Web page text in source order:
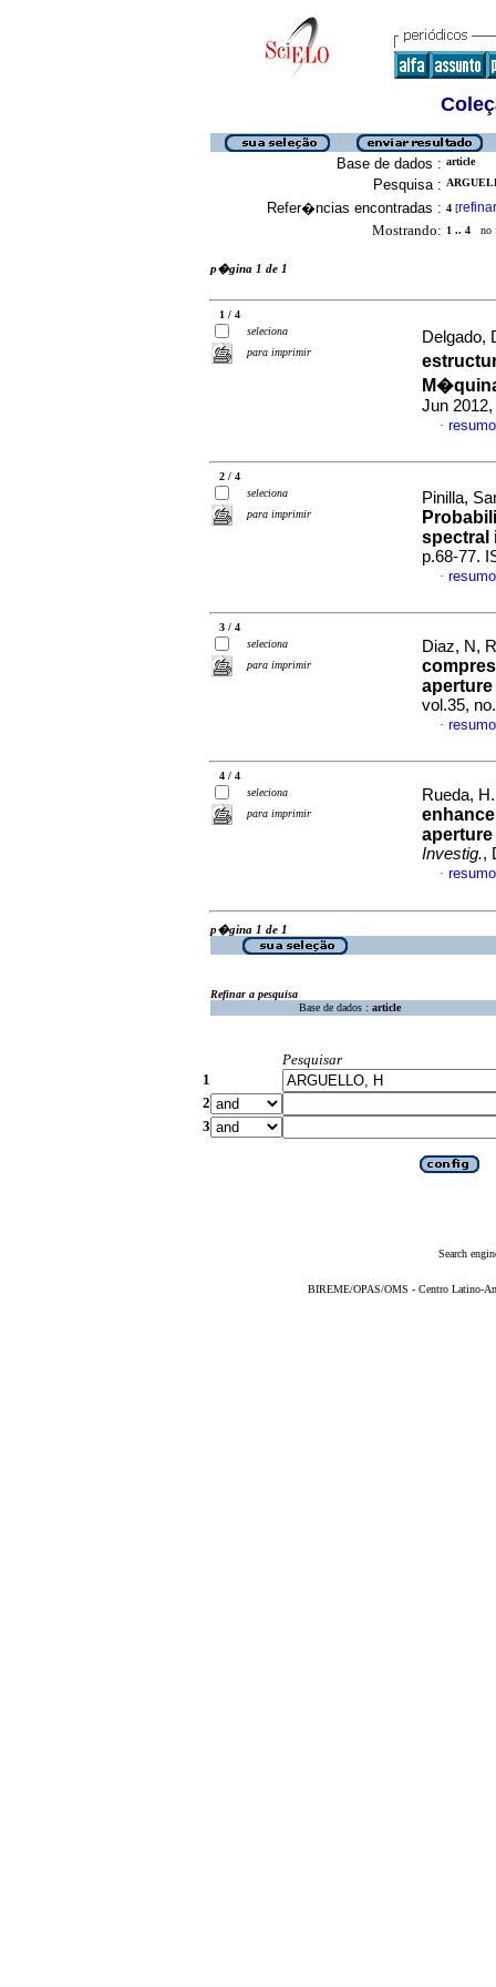
Base de dados : article
Pesquisa :
Refer�ncias encontradas : 4 [refinar
Mostrando: 1 .. 4 no
p�gina 1 de 1
1 / 4
seleciona
para imprimir
Delgado,
Jun
·
2 / 4
seleciona
para imprimir
Pinilla,
spectral
p.68-77.
·
3 / 4
seleciona
para imprimir
Diaz, N,
vol.35,
·
4 / 4
seleciona
para imprimir
Rueda,
Investig.,
·
p�gina 1 de 1
Refinar a pesquisa
Base de dados : article
Pesquisar
1
2
3
Search
BIREME/OPAS/OMS - Centro Latino-